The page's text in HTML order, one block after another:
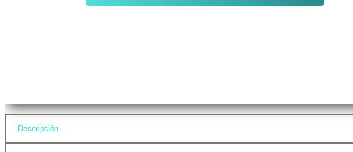
Descripción